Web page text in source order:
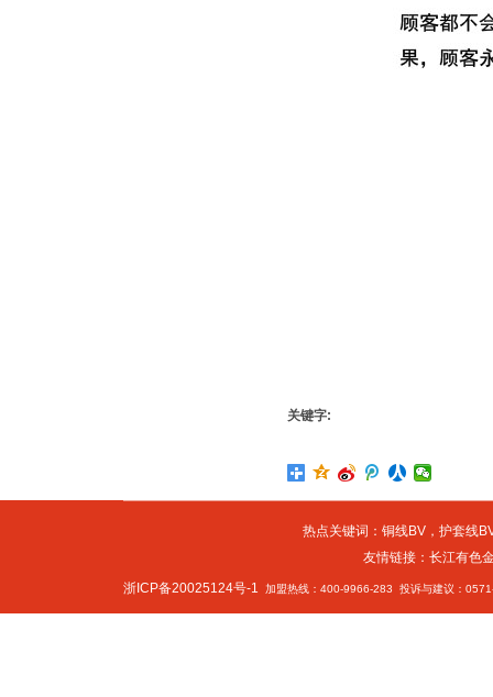
关键字:
热点关键词： 铜线BV， 护套线
友情链接： 长江有色
浙ICP备20025124号-1 加盟热线：400-9966-283 投诉与建议：